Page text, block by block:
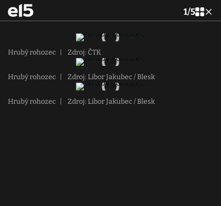
1/5
Hrubý rohozec Zdroj: ČTK
Hrubý rohozec Zdroj: Libor Jakubec / Blesk
Hrubý rohozec Zdroj: Libor Jakubec / Blesk